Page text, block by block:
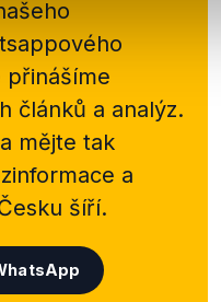
přinášíme
článků a analýz.
mějte tak
a
šíří.